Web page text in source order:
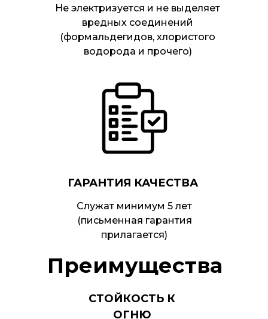
ГАРАНТИЯ КАЧЕСТВА
Не электризуется и не выделяет
вредных соединений
(формальдегидов, хлористого
водорода и прочего)
Служат минимум 5 лет
(письменная гарантия
прилагается)
Преимущества
СТОЙКОСТЬ К
ОГНЮ